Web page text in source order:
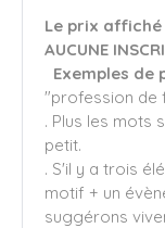
Le prix
AUCUNE
Exemples de
"profession de
. Plus les mots
petit.
. S'il y a trois
motif + un
suggérons